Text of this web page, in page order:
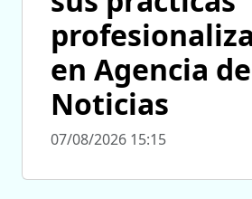
en Agencia de
Noticias
07/08/2026 15:15